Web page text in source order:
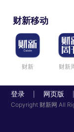
财新移动
财新 财新
登录 网页版
Copyright 财新网 All